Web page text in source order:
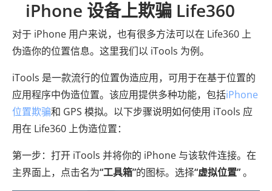
iPhone 设备上欺骗 Life360
对于 iPhone 用户来说，也有很多方法可以在 Life360 上
伪造你的位置信息。这里我们以 iTools 为例。
iTools 是一款流行的位置伪造应用，可用于在基于位置的
应用程序中伪造位置。该应用提供多种功能，包括iPhone
位置欺骗和 GPS 模拟。以下步骤说明如何使用 iTools 应
用在 Life360 上伪造位置：
第一步：打开 iTools 并将你的 iPhone 与该软件连接。在
主界面上，点击名为“工具箱”的图标。选择“虚拟位置”。